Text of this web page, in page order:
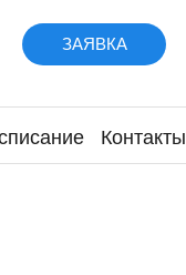
ЗАЯВКА
Контакты